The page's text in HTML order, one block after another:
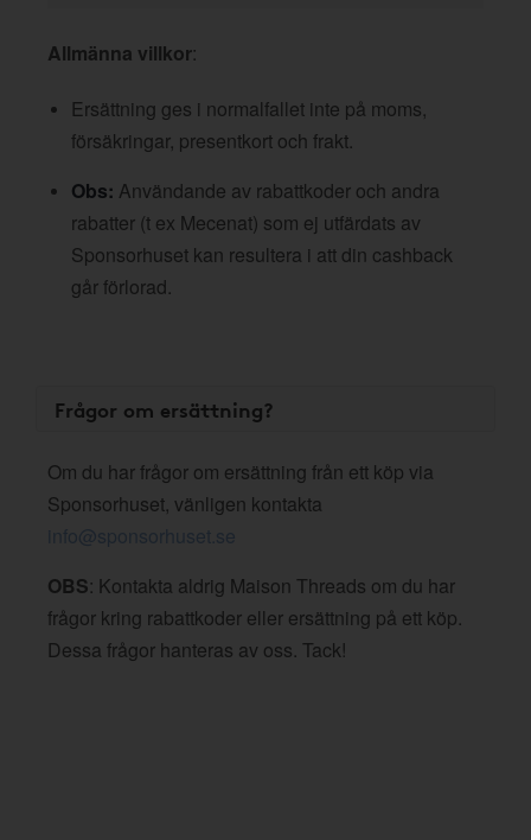
Allmänna villkor:
Ersättning ges i normalfallet inte på moms,
försäkringar, presentkort och frakt.
Obs: Användande av rabattkoder och andra
rabatter (t ex Mecenat) som ej utfärdats av
Sponsorhuset kan resultera i att din cashback
går förlorad.
Frågor om ersättning?
Om du har frågor om ersättning från ett köp via
Sponsorhuset, vänligen kontakta
info@sponsorhuset.se
OBS: Kontakta aldrig Maison Threads om du har
frågor kring rabattkoder eller ersättning på ett köp.
Dessa frågor hanteras av oss. Tack!